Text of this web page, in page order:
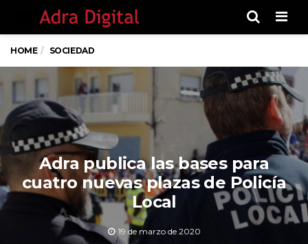
HOME SOCIEDAD
Adra publica las bases para
cuatro nuevas plazas de Policía
Local
19 de marzo de 2020